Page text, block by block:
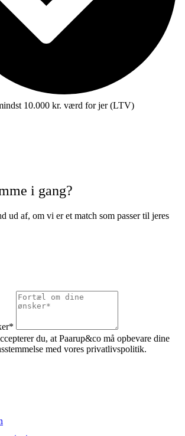
10.000 kr. værd for jer (LTV)
i gang?
ud af, om vi er et match som passer til jeres
du, at Paarup&co må opbevare dine
med vores privatlivspolitik.